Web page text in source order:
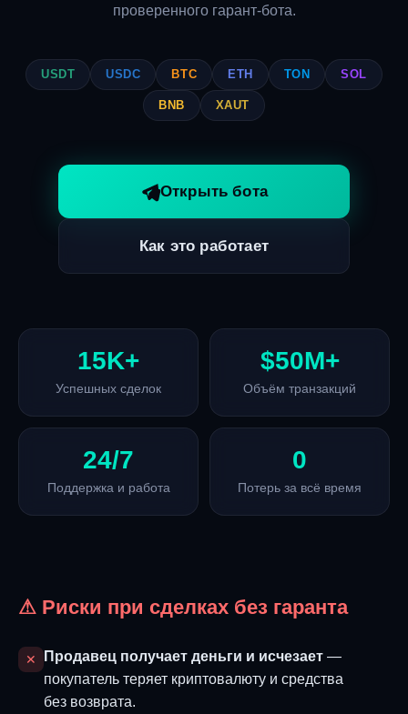
проверенного гарант-бота.
USDT USDC BTC ETH TON SOL
BNB XAUT
Открыть бота
Как это работает
15K+
Успешных сделок
$50M+
Объём транзакций
24/7
Поддержка и работа
0
Потерь за всё время
⚠ Риски при сделках без гаранта
✕ Продавец получает деньги и исчезает —
покупатель теряет криптовалюту и средства
без возврата.